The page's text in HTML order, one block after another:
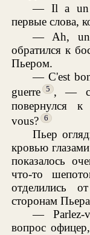
— Il a un
первые слова,
— Ah,
обратился к
Пьером.
— C'est
guerre
5 , —
повернулся
vous?
6
Пьер
кровью
показалось
что-то
отделились
сторонам
— Parlez-
вопрос